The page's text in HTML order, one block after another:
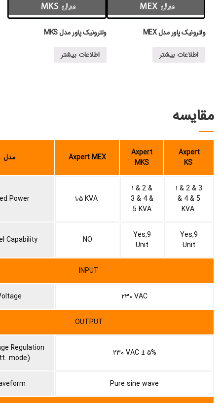
ولترونیک پاور مدل MEX
اطلاعات بیشتر
ولترونیک پاور مدل MKS
اطلاعات بیشتر
مقایسه
مدل Axpert MEX
Axpert
MKS
Axpert
KS
Power ۱٫۵ KVA
۱ & 2 &
3 & 4 &
5 KVA
۱ & 2 & 3
& 4 & 5
KVA
Capability NO
Yes,9
Unit
Yes,9
Unit
INPUT
۲۳۰ VAC
OUTPUT
Regulation
mode)
۲۳۰ VAC ± ۵%
Pure sine wave